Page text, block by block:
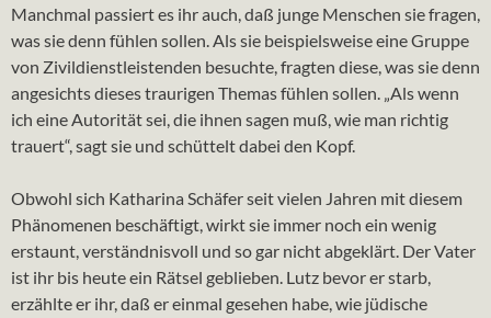
Manchmal passiert es ihr auch, daß junge Menschen sie fragen,
was sie denn fühlen sollen. Als sie beispielsweise eine Gruppe
von Zivildienstleistenden besuchte, fragten diese, was sie denn
angesichts dieses traurigen Themas fühlen sollen. „Als wenn
ich eine Autorität sei, die ihnen sagen muß, wie man richtig
trauert“, sagt sie und schüttelt dabei den Kopf.
Obwohl sich Katharina Schäfer seit vielen Jahren mit diesem
Phänomenen beschäftigt, wirkt sie immer noch ein wenig
erstaunt, verständnisvoll und so gar nicht abgeklärt. Der Vater
ist ihr bis heute ein Rätsel geblieben. Lutz bevor er starb,
erzählte er ihr, daß er einmal gesehen habe, wie jüdische